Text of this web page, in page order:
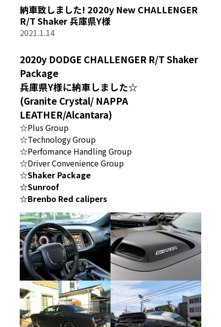
納車致しました! 2020y New CHALLENGER
R/T Shaker 兵庫県Y様
2021.1.14
2020y DODGE CHALLENGER R/T Shaker
Package
兵庫県Y様に納車しました☆
(Granite Crystal/ NAPPA
LEATHER/Alcantara)
☆Plus Group
☆Technology Group
☆Perfomance Handling Group
☆Driver Convenience Group
☆Shaker Package
☆Sunroof
☆Brenbo Red calipers